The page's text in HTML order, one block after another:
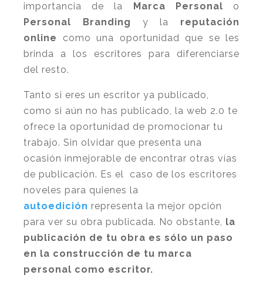
importancia de la
Marca Personal o
Personal Branding y la reputación
online como una oportunidad que se les
brinda a los escritores para diferenciarse
del resto.
Tanto si eres un escritor ya publicado,
como si aún no has publicado, la web 2.0 te
ofrece la oportunidad de promocionar tu
trabajo. Sin olvidar que presenta una
ocasión inmejorable de encontrar otras vías
de publicación. Es el caso de los escritores
noveles para quienes la
autoedición representa la mejor opción
para ver su obra publicada. No obstante, la
publicación de tu obra es sólo un paso
en la construcción de tu marca
personal como escritor.